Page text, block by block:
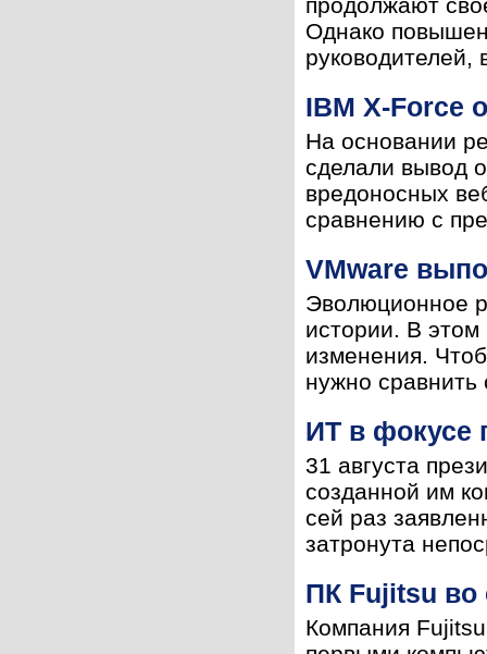
Однако
руководителей,
IBM X-Force
На основании
сделали вывод
вредоносных
сравнению с
VMware
Эволюционное
истории. В
изменения.
нужно
ИТ в фокусе
31 августа
созданной им
сей раз
затронута
ПК Fujitsu во
Компания